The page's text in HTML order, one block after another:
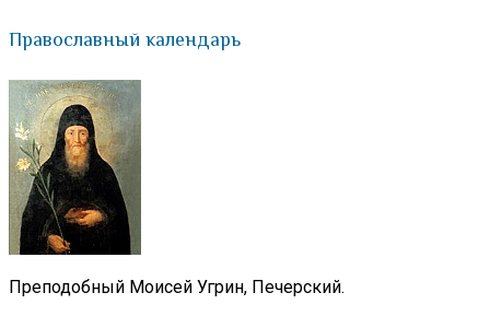
Православный календарь
Преподобный Моисей Угрин, Печерский.